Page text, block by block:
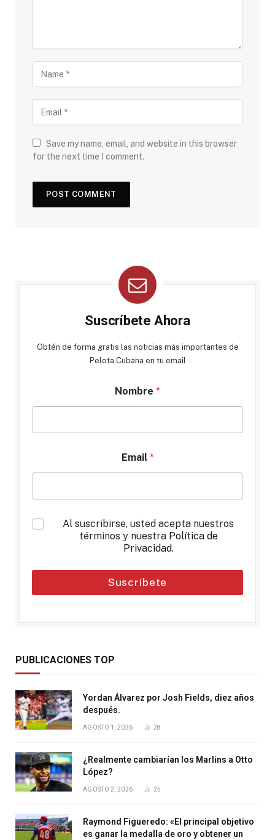
Save my name, email, and website in this browser
for the next time I comment.
Suscríbete Ahora
Obtén de forma gratis las noticias más importantes de
Pelota Cubana en tu email
Nombre *
Email *
*
Al suscribirse, usted acepta nuestros
términos y nuestra Política de
Privacidad.
Suscríbete
PUBLICACIONES TOP
Yordan Álvarez por Josh Fields, diez años
después.
AGOSTO 1, 2026 28
¿Realmente cambiarían los Marlins a Otto
López?
AGOSTO 2, 2026 25
Raymond Figueredo: «El principal objetivo
es ganar la medalla de oro y obtener un